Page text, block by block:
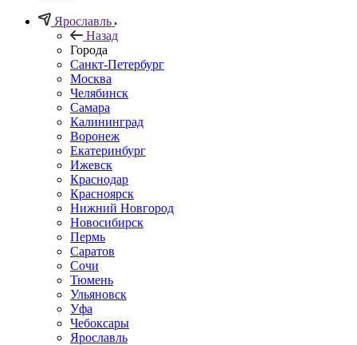
Ярославль
Назад
Города
Санкт-Петербург
Москва
Челябинск
Самара
Калининград
Воронеж
Екатеринбург
Ижевск
Краснодар
Красноярск
Нижний Новгород
Новосибирск
Пермь
Саратов
Сочи
Тюмень
Ульяновск
Уфа
Чебоксары
Ярославль